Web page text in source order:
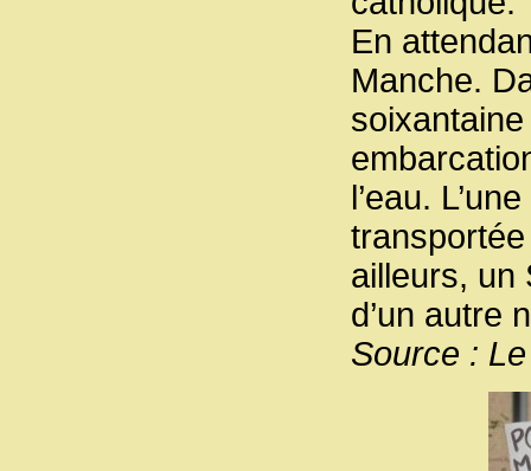
En
Manche.
l’eau.
ailleurs, un
d’un autre
Source :